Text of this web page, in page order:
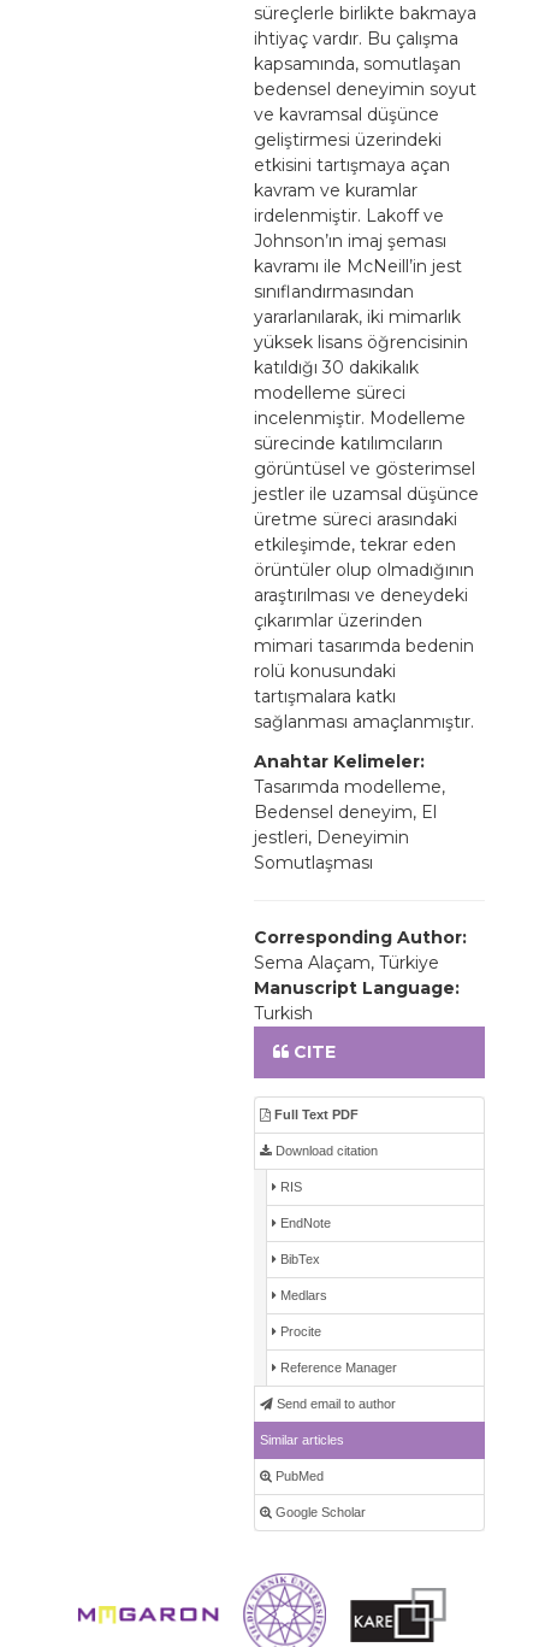
süreçlerle birlikte bakmaya
ihtiyaç vardır. Bu çalışma
kapsamında, somutlaşan
bedensel deneyimin soyut
ve kavramsal düşünce
geliştirmesi üzerindeki
etkisini tartışmaya açan
kavram ve kuramlar
irdelenmiştir. Lakoff ve
Johnson’ın imaj şeması
kavramı ile McNeill’in jest
sınıflandırmasından
yararlanılarak, iki mimarlık
yüksek lisans öğrencisinin
katıldığı 30 dakikalık
modelleme süreci
incelenmiştir. Modelleme
sürecinde katılımcıların
görüntüsel ve gösterimsel
jestler ile uzamsal düşünce
üretme süreci arasındaki
etkileşimde, tekrar eden
örüntüler olup olmadığının
araştırılması ve deneydeki
çıkarımlar üzerinden
mimari tasarımda bedenin
rolü konusundaki
tartışmalara katkı
sağlanması amaçlanmıştır.
Anahtar Kelimeler:
Tasarımda modelleme,
Bedensel deneyim, El
jestleri, Deneyimin
Somutlaşması
Corresponding Author:
Sema Alaçam, Türkiye
Manuscript Language:
Turkish
CITE
Full Text PDF
Download citation
RIS
EndNote
BibTex
Medlars
Procite
Reference Manager
Send email to author
Similar articles
PubMed
Google Scholar